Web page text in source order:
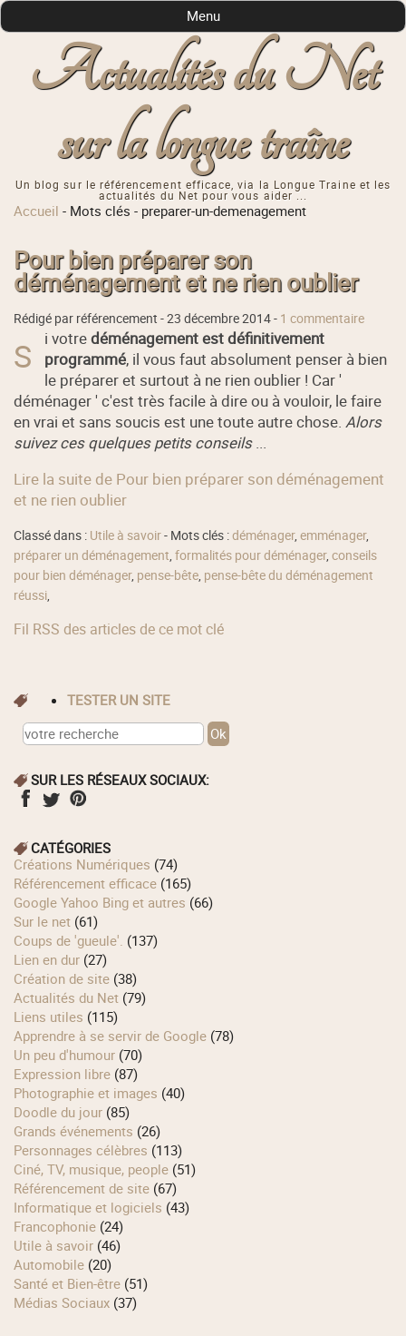
Actualités du Net
sur la longue traîne
Un blog sur le référencement efficace, via la Longue Traine et les
actualités du Net pour vous aider ...
Menu
Accueil - Mots clés - preparer-un-demenagement
Pour bien préparer son
déménagement et ne rien oublier
Rédigé par référencement -23 décembre 2014- 1 commentaire
S i votredéménagement est définitivement
programmé, il vous faut absolument penser à bien
le préparer et surtout à ne rien oublier ! Car '
déménager ' c'est très facile à dire ou à vouloir, le faire
en vrai et sans soucis est une toute autre chose.Alors
suivez ces quelques petits conseils...
Lire la suite de Pour bien préparer son déménagement
et ne rien oublier
Classé dans : Utile à savoir- Mots clés :déménager,emménager,
préparer un déménagement,formalités pour déménager,conseils
pour bien déménager, pense-bête, pense-bête du déménagement
réussi,
Fil RSS des articles de ce mot clé
TESTER UN SITE
SUR LES RÉSEAUX SOCIAUX:
CATÉGORIES
Créations Numériques (74)
Référencement efficace (165)
Google Yahoo Bing et autres (66)
Sur le net (61)
Coups de 'gueule'. (137)
Lien en dur (27)
Création de site (38)
Actualités du Net (79)
Liens utiles (115)
Apprendre à se servir de Google (78)
Un peu d'humour (70)
Expression libre (87)
Photographie et images (40)
Doodle du jour (85)
Grands événements (26)
Personnages célèbres (113)
Ciné, TV, musique, people (51)
Référencement de site (67)
Informatique et logiciels (43)
Francophonie (24)
Utile à savoir (46)
Automobile (20)
Santé et Bien-être (51)
Médias Sociaux (37)